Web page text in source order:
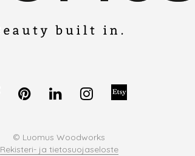
© Luomus Woodworks
Rekisteri- ja tietosuojaseloste